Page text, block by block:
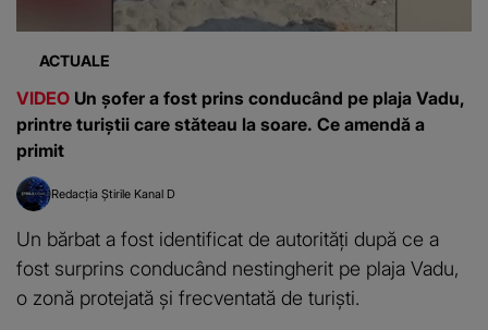
ACTUALE
VIDEO Un șofer a fost prins conducând pe plaja Vadu,
printre turiștii care stăteau la soare. Ce amendă a
primit
Redacția Știrile Kanal D
Un bărbat a fost identificat de autorități după ce a
fost surprins conducând nestingherit pe plaja Vadu,
o zonă protejată și frecventată de turiști.